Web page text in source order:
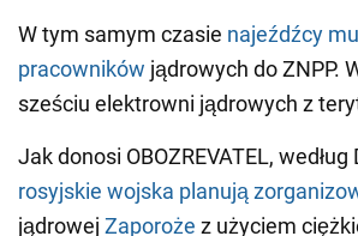
W tym samym czasie najeźdźcy
pracowników jądrowych do ZNPP.
sześciu elektrowni jądrowych z
Jak donosi OBOZREVATEL,
rosyjskie wojska planują
jądrowej Zaporoże z użyciem